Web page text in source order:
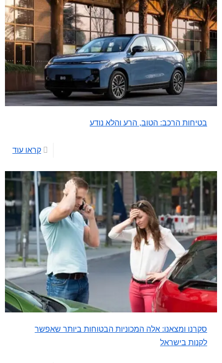
בטיחות הרכב: הטוב, הרע והלא נודע
קראו עוד
סקרנו ומצאנו: אלה המכוניות הבטוחות ביותר שאפשר
לקנות בישראל